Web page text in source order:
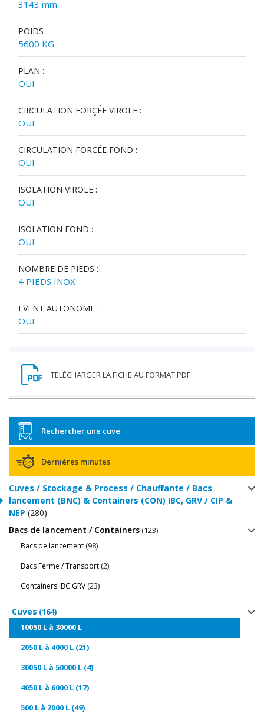
Rechercher une cuve
Dernières minutes
Cuves / Stockage & Process / Chauffante / Bacs
lancement (BNC) & Containers (CON) IBC, GRV / CIP &
NEP (280)
Bacs de lancement / Containers(123)
Bacs de lancement(98)
Bacs Ferme / Transport(2)
Containers IBC GRV(23)
Cuves (164)
10050 L à 30000 L
2050 L à 4000 L (21)
30050 L à 50000 L (4)
4050 L à 6000 L (17)
500 L à 2000 L (49)
3143 mm
POIDS :
5600 KG
PLAN :
OUI
CIRCULATION FORÇÉE VIROLE :
OUI
CIRCULATION FORCÉE FOND :
OUI
ISOLATION VIROLE :
OUI
ISOLATION FOND :
OUI
NOMBRE DE PIEDS :
4 PIEDS INOX
EVENT AUTONOME :
OUI